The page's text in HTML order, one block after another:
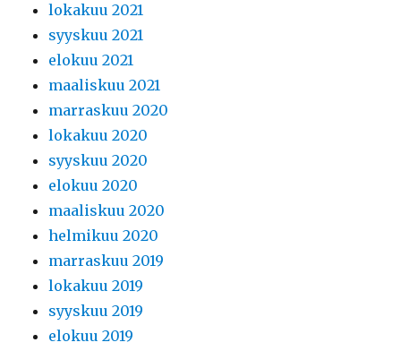
lokakuu 2021
syyskuu 2021
elokuu 2021
maaliskuu 2021
marraskuu 2020
lokakuu 2020
syyskuu 2020
elokuu 2020
maaliskuu 2020
helmikuu 2020
marraskuu 2019
lokakuu 2019
syyskuu 2019
elokuu 2019